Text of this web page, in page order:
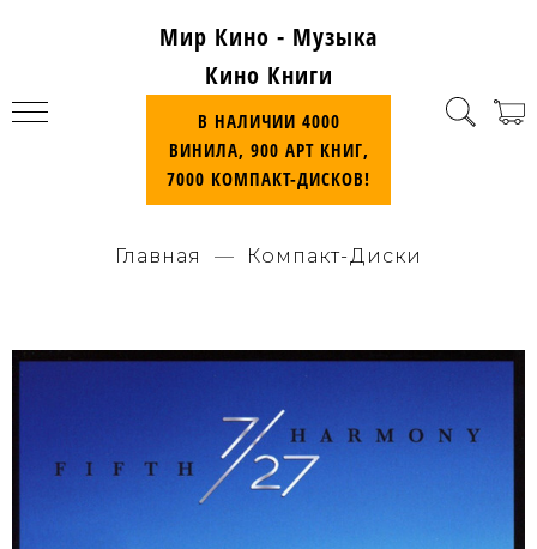
Мир Кино - Музыка
Кино Книги
В НАЛИЧИИ 4000
ВИНИЛА, 900 АРТ КНИГ,
7000 КОМПАКТ-ДИСКОВ!
Главная Компакт-Диски